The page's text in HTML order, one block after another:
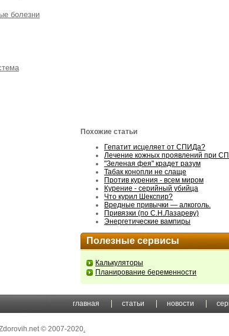
болезни
Похожие статьи
Гепатит исцеляет от СПИДа?
Лечение кожных проявлений при
"Зеленая фея" крадет разум
Табак конопли не слаще
Против курения - всем миром
Курение - серийный убийца
Что курил Шекспир?
Вредные привычки — алкоголь.
Привязки (по С.Н.Лазареву)
Энергетические вампиры
Полезные сервисы
Калькуляторы
Планирование беременности
главная статьи новости
© 2007-2020